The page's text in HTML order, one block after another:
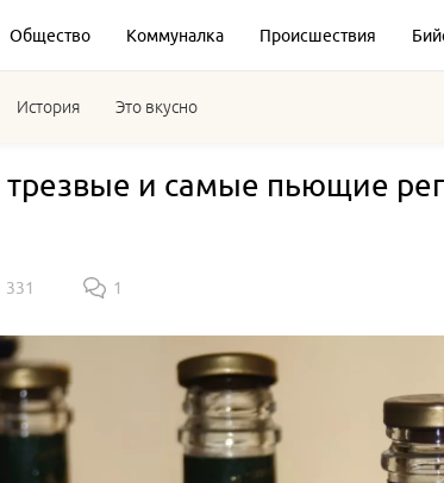
Общество Коммуналка Происшествия
История Это вкусно
и самые пьющие
331 1